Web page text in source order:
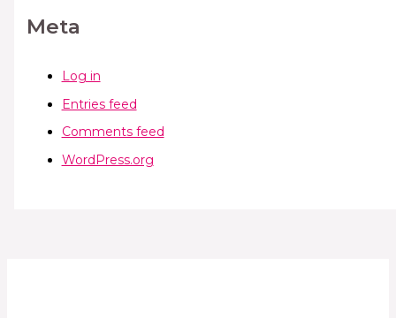
Meta
Log in
Entries feed
Comments feed
WordPress.org